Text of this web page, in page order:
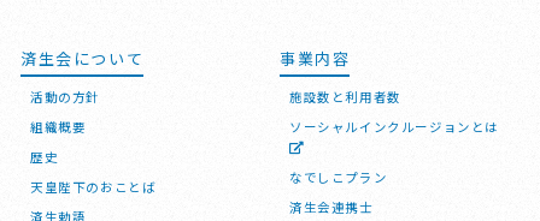
済生会について
活動の方針
組織概要
歴史
天皇陛下のおことば
済生勅語
事業内容
施設数と利用者数
ソーシャルインクルージョンとは
なでしこプラン
済生会連携士